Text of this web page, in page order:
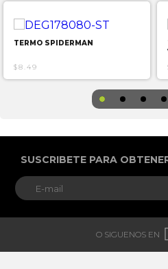
TERMO SPIDERMAN
$8.49
SUSCRIBETE PARA
O SIGUENOS EN